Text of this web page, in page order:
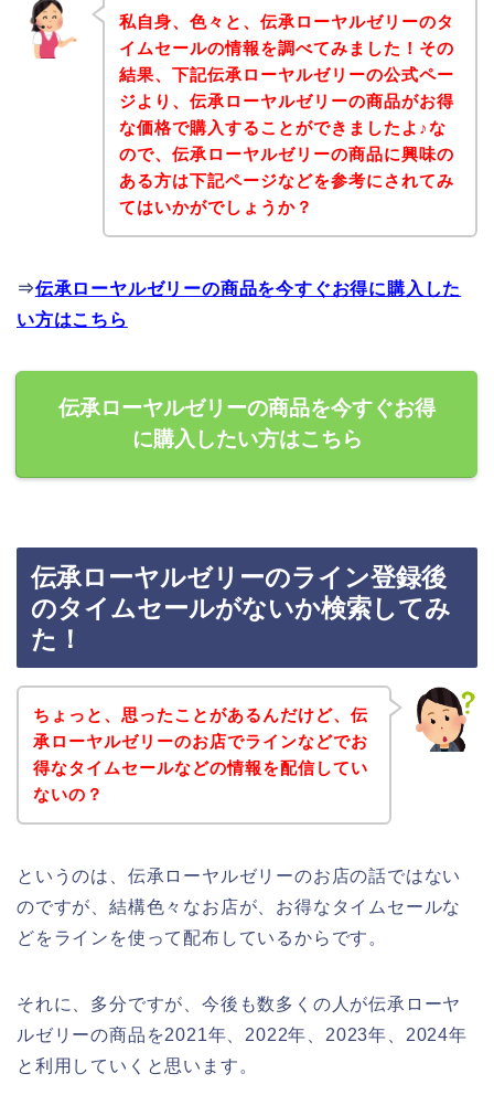
私自身、色々と、伝承ローヤルゼリーのタ
イムセールの情報を調べてみました！その
結果、下記伝承ローヤルゼリーの公式ペー
ジより、伝承ローヤルゼリーの商品がお得
な価格で購入することができましたよ♪な
ので、伝承ローヤルゼリーの商品に興味の
ある方は下記ページなどを参考にされてみ
てはいかがでしょうか？
⇒伝承ローヤルゼリーの商品を今すぐお得に購入した
い方はこちら
伝承ローヤルゼリーの商品を今すぐお得
に購入したい方はこちら
伝承ローヤルゼリーのライン登録後
のタイムセールがないか検索してみ
た！
ちょっと、思ったことがあるんだけど、伝
承ローヤルゼリーのお店でラインなどでお
得なタイムセールなどの情報を配信してい
ないの？
というのは、伝承ローヤルゼリーのお店の話ではない
のですが、結構色々なお店が、お得なタイムセールな
どをラインを使って配布しているからです。
それに、多分ですが、今後も数多くの人が伝承ローヤ
ルゼリーの商品を2021年、2022年、2023年、2024年
と利用していくと思います。